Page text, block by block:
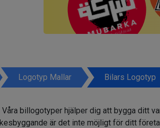
Logotyp Mallar Bilars Logotyp
Våra billogotyper hjälper dig att bygga ditt
är det inte möjligt för ditt